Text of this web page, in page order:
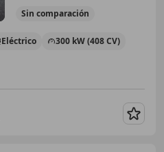
Sin comparación
Eléctrico 300 kW (408 CV)